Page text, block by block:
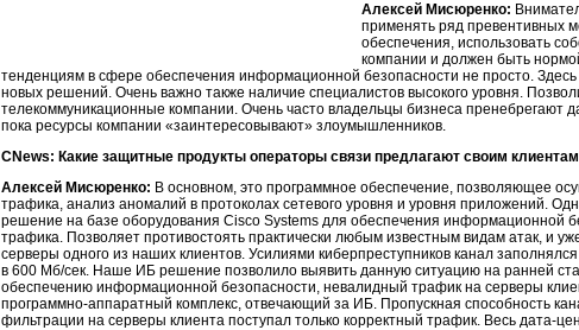
Алексей Мисюренко:
применять ряд превентивных
обеспечения, использовать
компании и должен быть
тенденциям в сфере обеспечения информационной безопасности не просто.
новых решений. Очень важно также наличие специалистов высокого уровня.
телекоммуникационные компании. Очень часто владельцы бизнеса пренебрегают
пока ресурсы компании «заинтересовывают» злоумышленников.
CNews: Какие защитные продукты операторы связи предлагают своим
Алексей Мисюренко: В основном, это программное обеспечение, позволяющее
трафика, анализ аномалий в протоколах сетевого уровня и уровня приложений.
решение на базе оборудования Cisco Systems для обеспечения информационной
трафика. Позволяет противостоять практически любым известным видам атак, и
серверы одного из наших клиентов. Усилиями киберпреступников канал
в 600 Мб/сек. Наше ИБ решение позволило выявить данную ситуацию на ранней
обеспечению информационной безопасности, невалидный трафик на серверы
программно-аппаратный комплекс, отвечающий за ИБ. Пропускная способность
фильтрации на серверы клиента поступал только корректный трафик. Весь дата-